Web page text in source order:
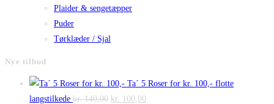
Plaider & sengetæpper
Puder
Tørklæder / Sjal
Nye tilbud
Ta´ 5 Roser for kr. 100,- flotte
langstilkede kr.140,00 Den
kr. 100,00